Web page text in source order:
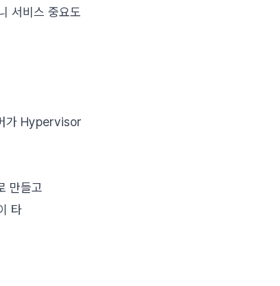
서비스 중요도
가 Hypervisor
만들고
타